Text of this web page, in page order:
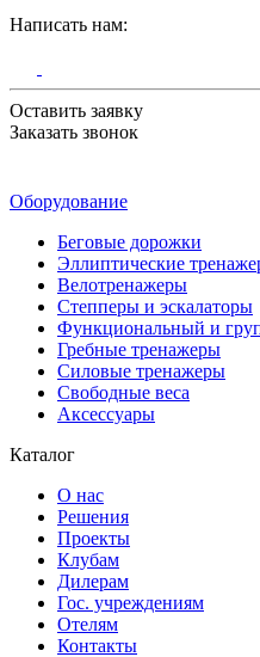
Написать нам:
Оставить заявку
Заказать звонок
Оборудование
Беговые дорожки
Эллиптические
Велотренажеры
Степперы и эскалаторы
Функциональный и
Гребные тренажеры
Силовые тренажеры
Свободные веса
Аксессуары
Каталог
О нас
Решения
Проекты
Клубам
Дилерам
Гос. учреждениям
Отелям
Контакты